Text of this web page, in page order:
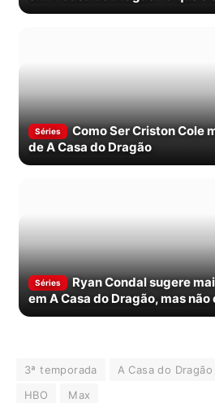
temporada mostra
Séries
Como Ser Criston Cole
de A Casa do Dragão
Séries
Ryan Condal sugere
em A Casa do Dragão, mas
3ª temporada A Casa do Dragão
HBO
Max